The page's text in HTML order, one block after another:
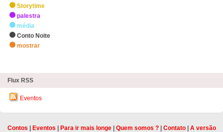
Storytime
palestra
média
Conto Noite
mostrar
Flux RSS
Eventos
Contos Eventos Para ir mais longe| Quem somos ?| Contato| A versão